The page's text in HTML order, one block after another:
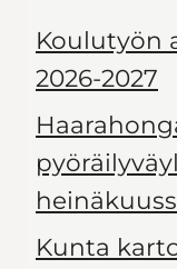
Koulutyön
2026-2027
Kunta